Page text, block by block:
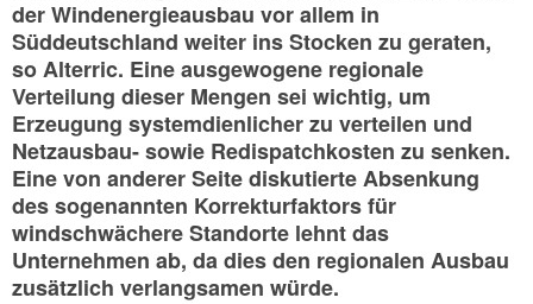
der Windenergieausbau vor allem in
Süddeutschland weiter ins Stocken zu geraten,
so Alterric. Eine ausgewogene regionale
Verteilung dieser Mengen sei wichtig, um
Erzeugung systemdienlicher zu verteilen und
Netzausbau- sowie Redispatchkosten zu senken.
Eine von anderer Seite diskutierte Absenkung
des sogenannten Korrekturfaktors für
windschwächere Standorte lehnt das
Unternehmen ab, da dies den regionalen Ausbau
zusätzlich verlangsamen würde.